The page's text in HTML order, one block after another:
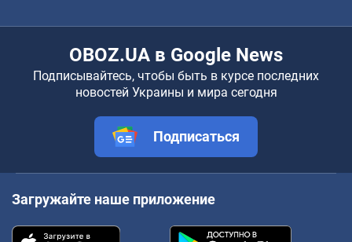
OBOZ.UA в Google News
Подписывайтесь, чтобы быть в курсе последних
новостей Украины и мира сегодня
Подписаться
Загружайте наше приложение